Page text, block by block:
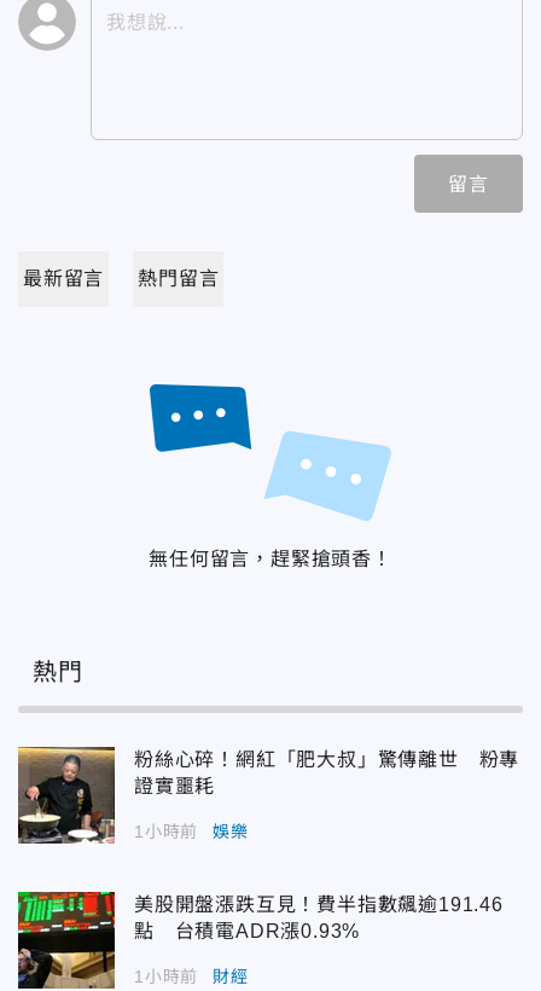
留言
最新留言 熱門留言
無任何留言，趕緊搶頭香！
熱門
粉絲心碎！網紅「肥大叔」驚傳離世 粉專
證實噩耗
1小時前 娛樂
美股開盤漲跌互見！費半指數飆逾191.46
點 台積電ADR漲0.93%
1小時前 財經